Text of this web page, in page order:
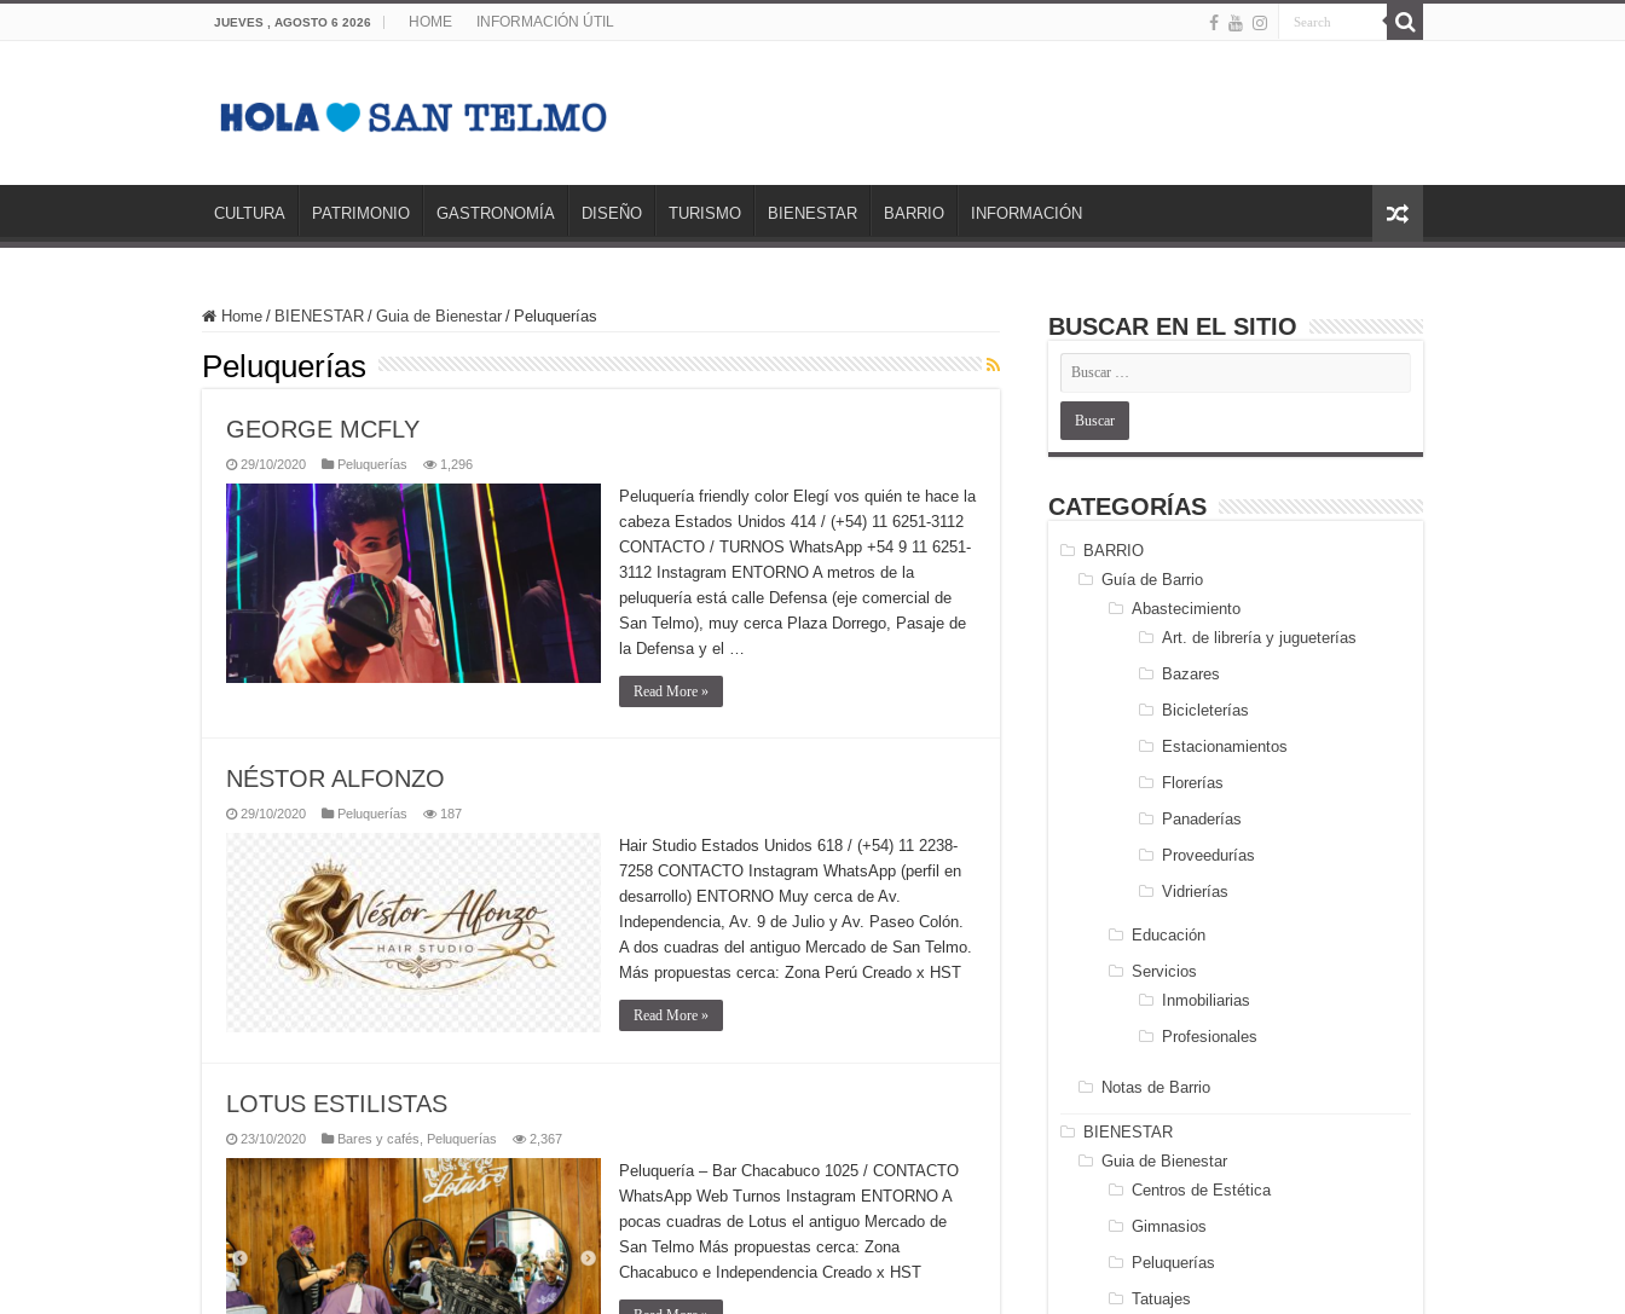
JUEVES , AGOSTO 6 2026 HOME INFORMACIÓN ÚTIL
CULTURA PATRIMONIO GASTRONOMÍA DISEÑO TURISMO BIENESTAR BARRIO INFORMACIÓN
Home / BIENESTAR / Guia de Bienestar / Peluquerías
Peluquerías
GEORGE MCFLY
29/10/2020 Peluquerías 1,296
Peluquería friendly color Elegí vos quién te hace la
cabeza Estados Unidos 414 / (+54) 11 6251-3112
CONTACTO / TURNOS WhatsApp +54 9 11 6251-
3112 Instagram ENTORNO A metros de la
peluquería está calle Defensa (eje comercial de
San Telmo), muy cerca Plaza Dorrego, Pasaje de
la Defensa y el …
Read More »
NÉSTOR ALFONZO
29/10/2020 Peluquerías 187
Hair Studio Estados Unidos 618 / (+54) 11 2238-
7258 CONTACTO Instagram WhatsApp (perfil en
desarrollo) ENTORNO Muy cerca de Av.
Independencia, Av. 9 de Julio y Av. Paseo Colón.
A dos cuadras del antiguo Mercado de San Telmo.
Más propuestas cerca: Zona Perú Creado x HST
Read More »
LOTUS ESTILISTAS
23/10/2020 Bares y cafés Peluquerías 2,367
Peluquería – Bar Chacabuco 1025 / CONTACTO
WhatsApp Web Turnos Instagram ENTORNO A
pocas cuadras de Lotus el antiguo Mercado de
San Telmo Más propuestas cerca: Zona
Chacabuco e Independencia Creado x HST
BUSCAR EN EL SITIO
CATEGORÍAS
BARRIO
Guía de Barrio
Abastecimiento
Art. de librería y jugueterías
Bazares
Bicicleterías
Estacionamientos
Florerías
Panaderías
Proveedurías
Vidrierías
Educación
Servicios
Inmobiliarias
Profesionales
Notas de Barrio
BIENESTAR
Guia de Bienestar
Centros de Estética
Gimnasios
Peluquerías
Tatuajes